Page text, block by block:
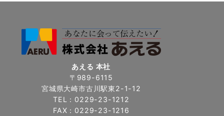
あえる 本社
〒989-6115
宮城県大崎市古川駅東2-1-12
TEL：0229-23-1212
FAX：0229-23-1216